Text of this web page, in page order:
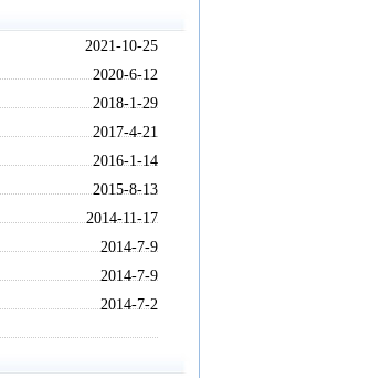
2021-10-25
2020-6-12
2018-1-29
2017-4-21
2016-1-14
2015-8-13
2014-11-17
2014-7-9
2014-7-9
2014-7-2